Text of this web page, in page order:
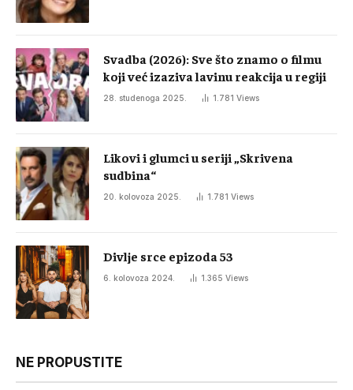
Svadba (2026): Sve što znamo o filmu
koji već izaziva lavinu reakcija u regiji
28. studenoga 2025. 1.781 Views
Likovi i glumci u seriji „Skrivena
sudbina“
20. kolovoza 2025. 1.781 Views
Divlje srce epizoda 53
6. kolovoza 2024. 1.365 Views
NE PROPUSTITE